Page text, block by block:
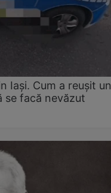
Iași. Cum a reușit un
se facă nevăzut